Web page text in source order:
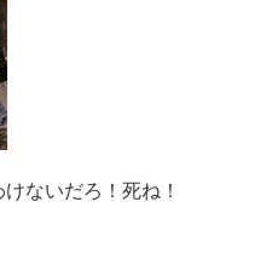
ないだろ！死ね！